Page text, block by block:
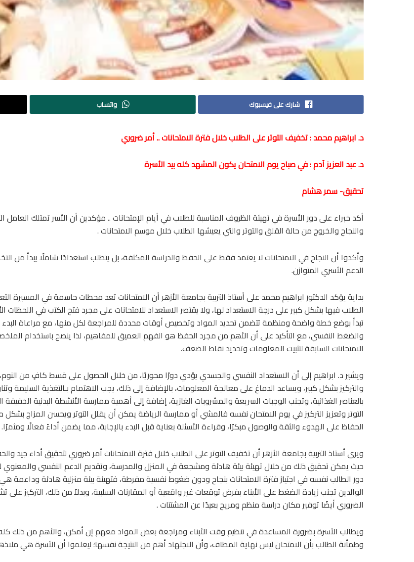
شارك على فيسبوك واتساب
د. ابراهيم محمد : تخفيف التوتر على الطلاب خلال فترة الامتحانات .. أمر ضروري
د. عبد العزيز آدم : في صباح يوم الامتحان يكون المشهد كله بيد الأسرة
تحقيق- سمر هشام
أكد خبراء على دور الأسرة في تهيئة الظروف المناسبة للطلاب في أيام الإمتحانات .. مؤكدين أن الأسر تمتلك
والنجاح والخروج من حالة القلق والتوتر والتي يعيشها الطلاب خلال موسم الامتحانات .
وأكدوا أن النجاح في الامتحانات لا يعتمد فقط على الحفظ والدراسة المكثفة، بل يتطلب استعدادًا شاملًا يبدأ من
الدعم الأسري المتوازن.
بداية يؤكد الدكتور ابراهيم محمد على أستاذ التربية بجامعة الأزهر أن الامتحانات تعد محطات حاسمة في المسيرة
الطلاب فيها بشكل كبير على درجة الاستعداد لها، ولا يقتصر الاستعداد للامتحانات على مجرد فتح الكتب في اللحظات
تبدأ بوضع خطة واضحة ومنظمة تتضمن تحديد المواد وتخصيص أوقات محددة للمراجعة لكل منها، مع مراعاة البدء
والضغط النفسي، مع التأكيد على أن الأهم من مجرد الحفظ هو الفهم العميق للمفاهيم، لذا ينصح باستخدام
الامتحانات السابقة لتثبيت المعلومات وتحديد نقاط الضعف.
ويشير د. ابراهيم إلى أن الاستعداد النفسي والجسدي يؤدي دورًا محوريًا، من خلال الحصول على قسط كافٍ من النوم،
والتركيز بشكل كبير، ويساعد الدماغ على معالجة المعلومات، بالإضافة إلى ذلك، يجب الاهتمام بـالتغذية السليمة
بالعناصر الغذائية، وتجنب الوجبات السريعة والمشروبات الغازية، إضافة إلى أهمية ممارسة الأنشطة البدنية
التوتر وتعزيز التركيز في يوم الامتحان نفسه فالمشي أو ممارسة الرياضة يمكن أن يقلل التوتر ويحسن المزاج بشكل
الحفاظ على الهدوء والثقة والوصول مبكرًا، وقراءة الأسئلة بعناية قبل البدء بالإجابة، مما يضمن أداءً فعالًا ومثمرًا.
ويرى أستاذ التربية بجامعة الأزهر أن تخفيف التوتر على الطلاب خلال فترة الامتحانات أمر ضروري لتحقيق أداء جيد
حيث يمكن تحقيق ذلك من خلال تهيئة بيئة هادئة ومشجعة في المنزل والمدرسة، وتقديم الدعم النفسي
دور الطالب نفسه في اجتياز فترة الامتحانات بنجاح ودون ضغوط نفسية مفرطة، فتهيئة بيئة منزلية هادئة وداعمة هي
الوالدين تجنب زيادة الضغط على الأبناء بفرض توقعات غير واقعية أو المقارنات السلبية، وبدلاً من ذلك، التركيز
الضروري أيضًا توفير مكان دراسة منظم ومريح بعيدًا عن المشتتات .
ويطالب الأسرة بضرورة المساعدة في تنظيم وقت الأبناء ومراجعة بعض المواد معهم إن أمكن، والأهم من ذلك
وطمأنة الطالب بأن الامتحان ليس نهاية المطاف، وأن الاجتهاد أهم من النتيجة نفسها؛ ليعلموا أن الأسرة هي